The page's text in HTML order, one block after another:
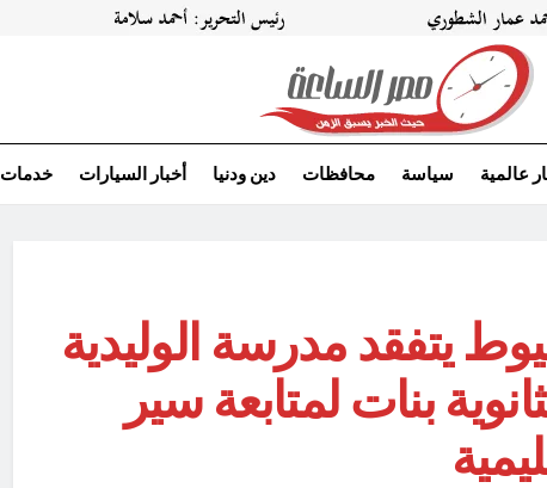
عالمية سياسة محافظات دين ودنيا أخبار السيارات خدمات
يتفقد مدرسة الوليدية
بنات لمتابعة سير